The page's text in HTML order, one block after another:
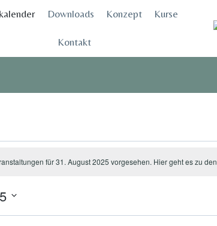
Downloads Konzept Kurse
Kontakt
für 31. August 2025 vorgesehen. Hier geht es zu den